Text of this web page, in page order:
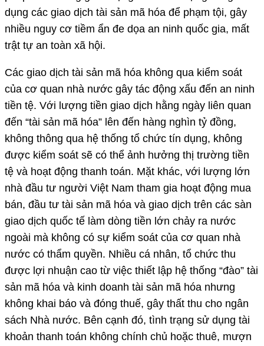
dụng các giao dịch tài sản mã hóa để phạm tội, gây
nhiều nguy cơ tiềm ẩn đe dọa an ninh quốc gia, mất
trật tự an toàn xã hội.
Các giao dịch tài sản mã hóa không qua kiểm soát
của cơ quan nhà nước gây tác động xấu đến an ninh
tiền tệ. Với lượng tiền giao dịch hằng ngày liên quan
đến “tài sản mã hóa” lên đến hàng nghìn tỷ đồng,
không thông qua hệ thống tổ chức tín dụng, không
được kiểm soát sẽ có thể ảnh hưởng thị trường tiền
tệ và hoạt động thanh toán. Mặt khác, với lượng lớn
nhà đầu tư người Việt Nam tham gia hoạt động mua
bán, đầu tư tài sản mã hóa và giao dịch trên các sàn
giao dịch quốc tế làm dòng tiền lớn chảy ra nước
ngoài mà không có sự kiểm soát của cơ quan nhà
nước có thẩm quyền. Nhiều cá nhân, tổ chức thu
được lợi nhuận cao từ việc thiết lập hệ thống “đào” tài
sản mã hóa và kinh doanh tài sản mã hóa nhưng
không khai báo và đóng thuế, gây thất thu cho ngân
sách Nhà nước. Bên cạnh đó, tình trạng sử dụng tài
khoản thanh toán không chính chủ hoặc thuê, mượn